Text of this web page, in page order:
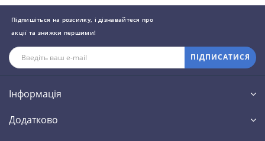
Підпишіться на розсилку, і дізнавайтеся про
акції та знижки першими!
ПІДПИСАТИСЯ
Інформація
Додатково